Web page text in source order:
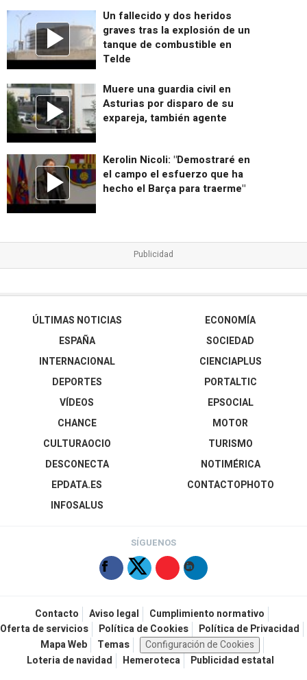
Un fallecido y dos heridos
graves tras la explosión de un
tanque de combustible en
Telde
Muere una guardia civil en
Asturias por disparo de su
expareja, también agente
Kerolin Nicoli: "Demostraré en
el campo el esfuerzo que ha
hecho el Barça para traerme"
ÚLTIMAS NOTICIAS
ESPAÑA
INTERNACIONAL
DEPORTES
VÍDEOS
ECONOMÍA
SOCIEDAD
CIENCIAPLUS
PORTALTIC
EPSOCIAL
CHANCE
CULTURAOCIO
DESCONECTA
EPDATA.ES
INFOSALUS
MOTOR
TURISMO
NOTIMÉRICA
CONTACTOPHOTO
SÍGUENOS
Contacto Aviso legal
Cumplimiento normativo
Oferta de servicios
Política de Cookies
Política de Privacidad
Mapa Web
Temas
Configuración de Cookies
Loteria de navidad
Hemeroteca Publicidad estatal